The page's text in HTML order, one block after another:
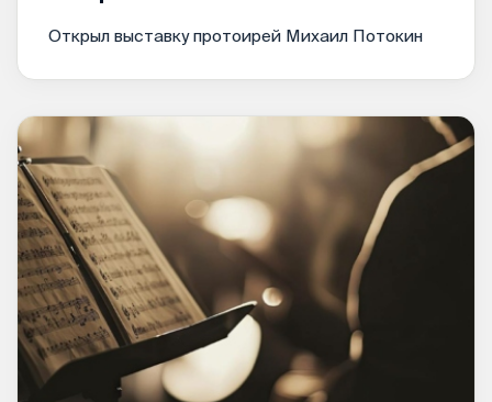
Открыл выставку протоирей Михаил Потокин